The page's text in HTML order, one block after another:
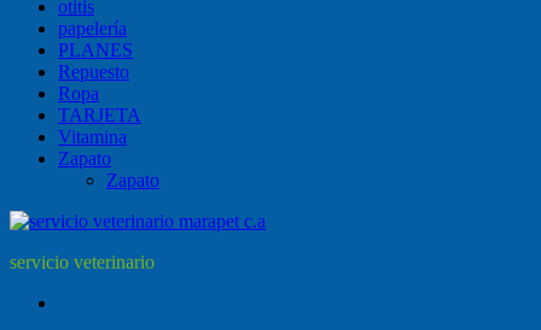
otitis
papelería
PLANES
Repuesto
Ropa
TARJETA
Vitamina
Zapato
Zapato
servicio veterinario